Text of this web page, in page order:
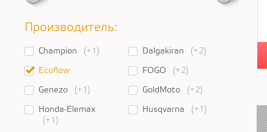
Производитель:
Champion (+1) Dalgakiran (+2)
Ecoflow FOGO (+2)
Genezo (+1) GoldMoto (+2)
Honda-Elemax
(+1)
Husqvarna (+1)